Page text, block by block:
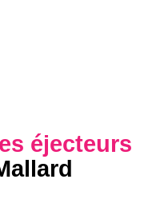
éjecteurs